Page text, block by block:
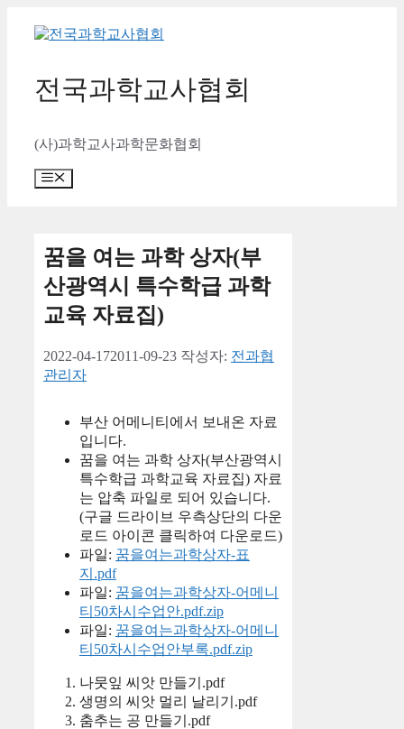
전국과학교사협회
(사)과학교사과학문화협회
메
꿈을 여는 과학 상자(부
산광역시 특수학급 과학
교육 자료집)
2022-04-172011-09-23 작성자: 전과협
관리자
부산 어메니티에서 보내온 자료
입니다.
꿈을 여는 과학 상자(부산광역시
특수학급 과학교육 자료집) 자료
는 압축 파일로 되어 있습니다.
(구글 드라이브 우측상단의 다운
로드 아이콘 클릭하여 다운로드)
파일: 꿈을여는과학상자-표
지.pdf
파일: 꿈을여는과학상자-어메니
티50차시수업안.pdf.zip
파일: 꿈을여는과학상자-어메니
티50차시수업안부록.pdf.zip
나뭇잎 씨앗 만들기.pdf
생명의 씨앗 멀리 날리기.pdf
춤추는 공 만들기.pdf